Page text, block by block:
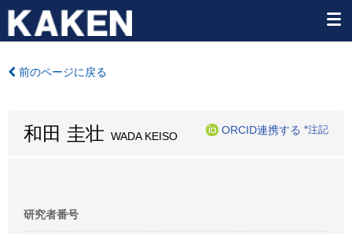
前のページに戻る
和田 圭壮 WADA KEISO
ORCID連携する *注記
研究者番号